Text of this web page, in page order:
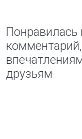
Понравилась
друзьям